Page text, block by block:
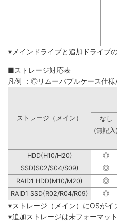
※メインドライブと追加ドライブ
■ストレージ対応表
凡例 ：◎リムーバブルケース仕
ストレージ（メイン）
なし
(無記入
HDD(H10/H20) ◎
SSD(S02/S04/S09)
◎
RAID1 HDD(M10/M20)
◎
RAID1 SSD(R02/R04/R09)
◎
※ストレージ（メイン）にOSが
※追加ストレージは未フォーマッ